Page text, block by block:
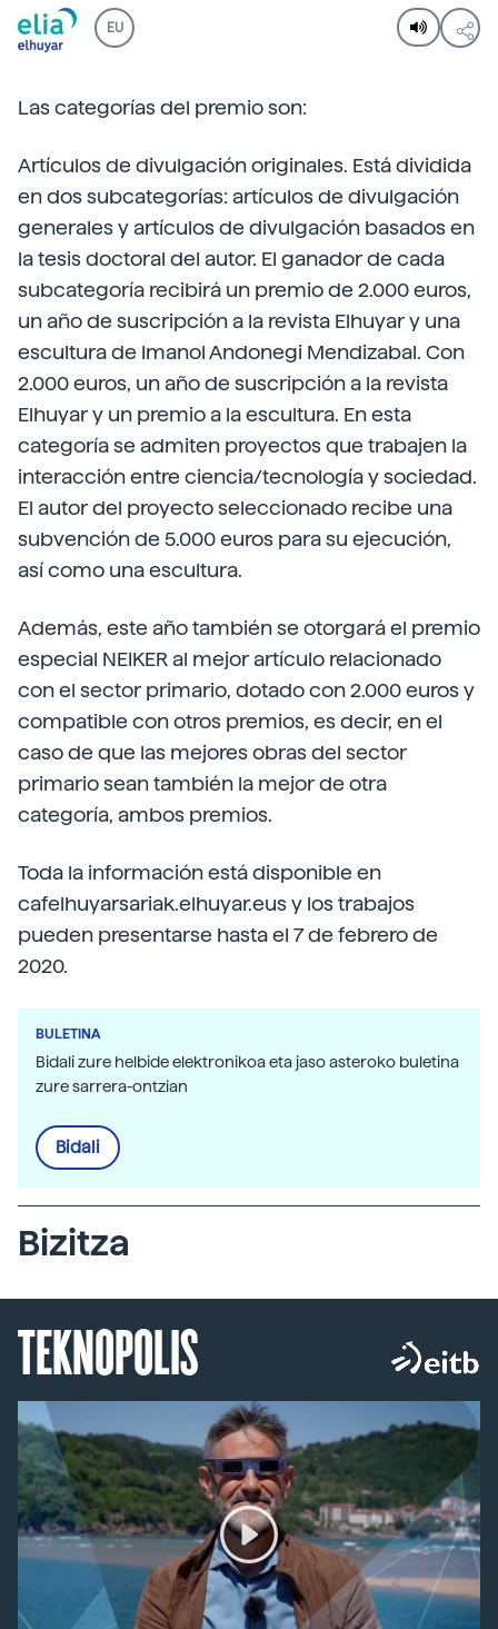
EU
Las categorías del premio son:
Artículos de divulgación originales. Está dividida
en dos subcategorías: artículos de divulgación
generales y artículos de divulgación basados en
la tesis doctoral del autor. El ganador de cada
subcategoría recibirá un premio de 2.000 euros,
un año de suscripción a la revista Elhuyar y una
escultura de Imanol Andonegi Mendizabal. Con
2.000 euros, un año de suscripción a la revista
Elhuyar y un premio a la escultura. En esta
categoría se admiten proyectos que trabajen la
interacción entre ciencia/tecnología y sociedad.
El autor del proyecto seleccionado recibe una
subvención de 5.000 euros para su ejecución,
así como una escultura.
Además, este año también se otorgará el premio
especial NEIKER al mejor artículo relacionado
con el sector primario, dotado con 2.000 euros y
compatible con otros premios, es decir, en el
caso de que las mejores obras del sector
primario sean también la mejor de otra
categoría, ambos premios.
Toda la información está disponible en
cafelhuyarsariak.elhuyar.eus y los trabajos
pueden presentarse hasta el 7 de febrero de
2020.
BULETINA
Bidali zure helbide elektronikoa eta jaso asteroko buletina
zure sarrera-ontzian
Bidali
Bizitza
TEKNOPOLIS